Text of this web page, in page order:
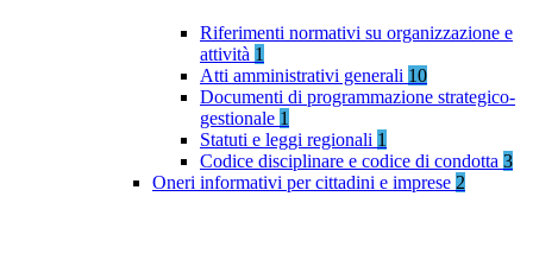
Riferimenti normativi su organizzazione e
attività 1
Atti amministrativi generali 10
Documenti di programmazione strategico-
gestionale 1
Statuti e leggi regionali 1
Codice disciplinare e codice di condotta 3
Oneri informativi per cittadini e imprese 2